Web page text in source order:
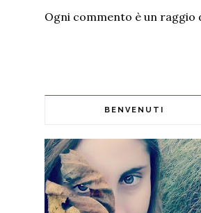
Ogni commento è un raggio
BENVENUTI